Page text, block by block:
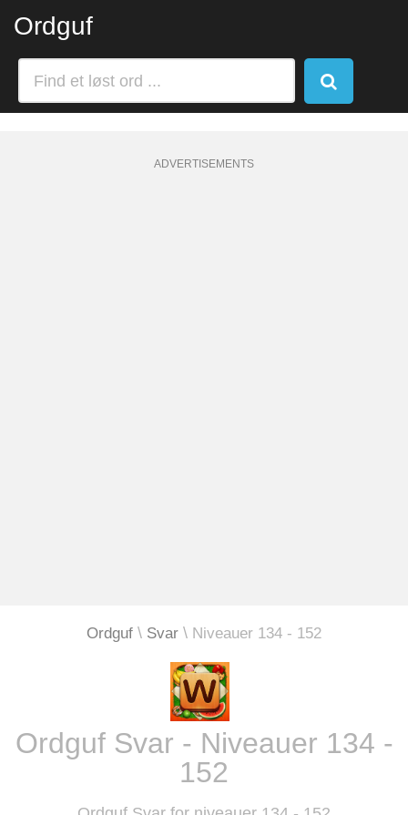
Ordguf
ADVERTISEMENTS
Ordguf Svar Niveauer 134 - 152
Ordguf Svar - Niveauer 134 -
152